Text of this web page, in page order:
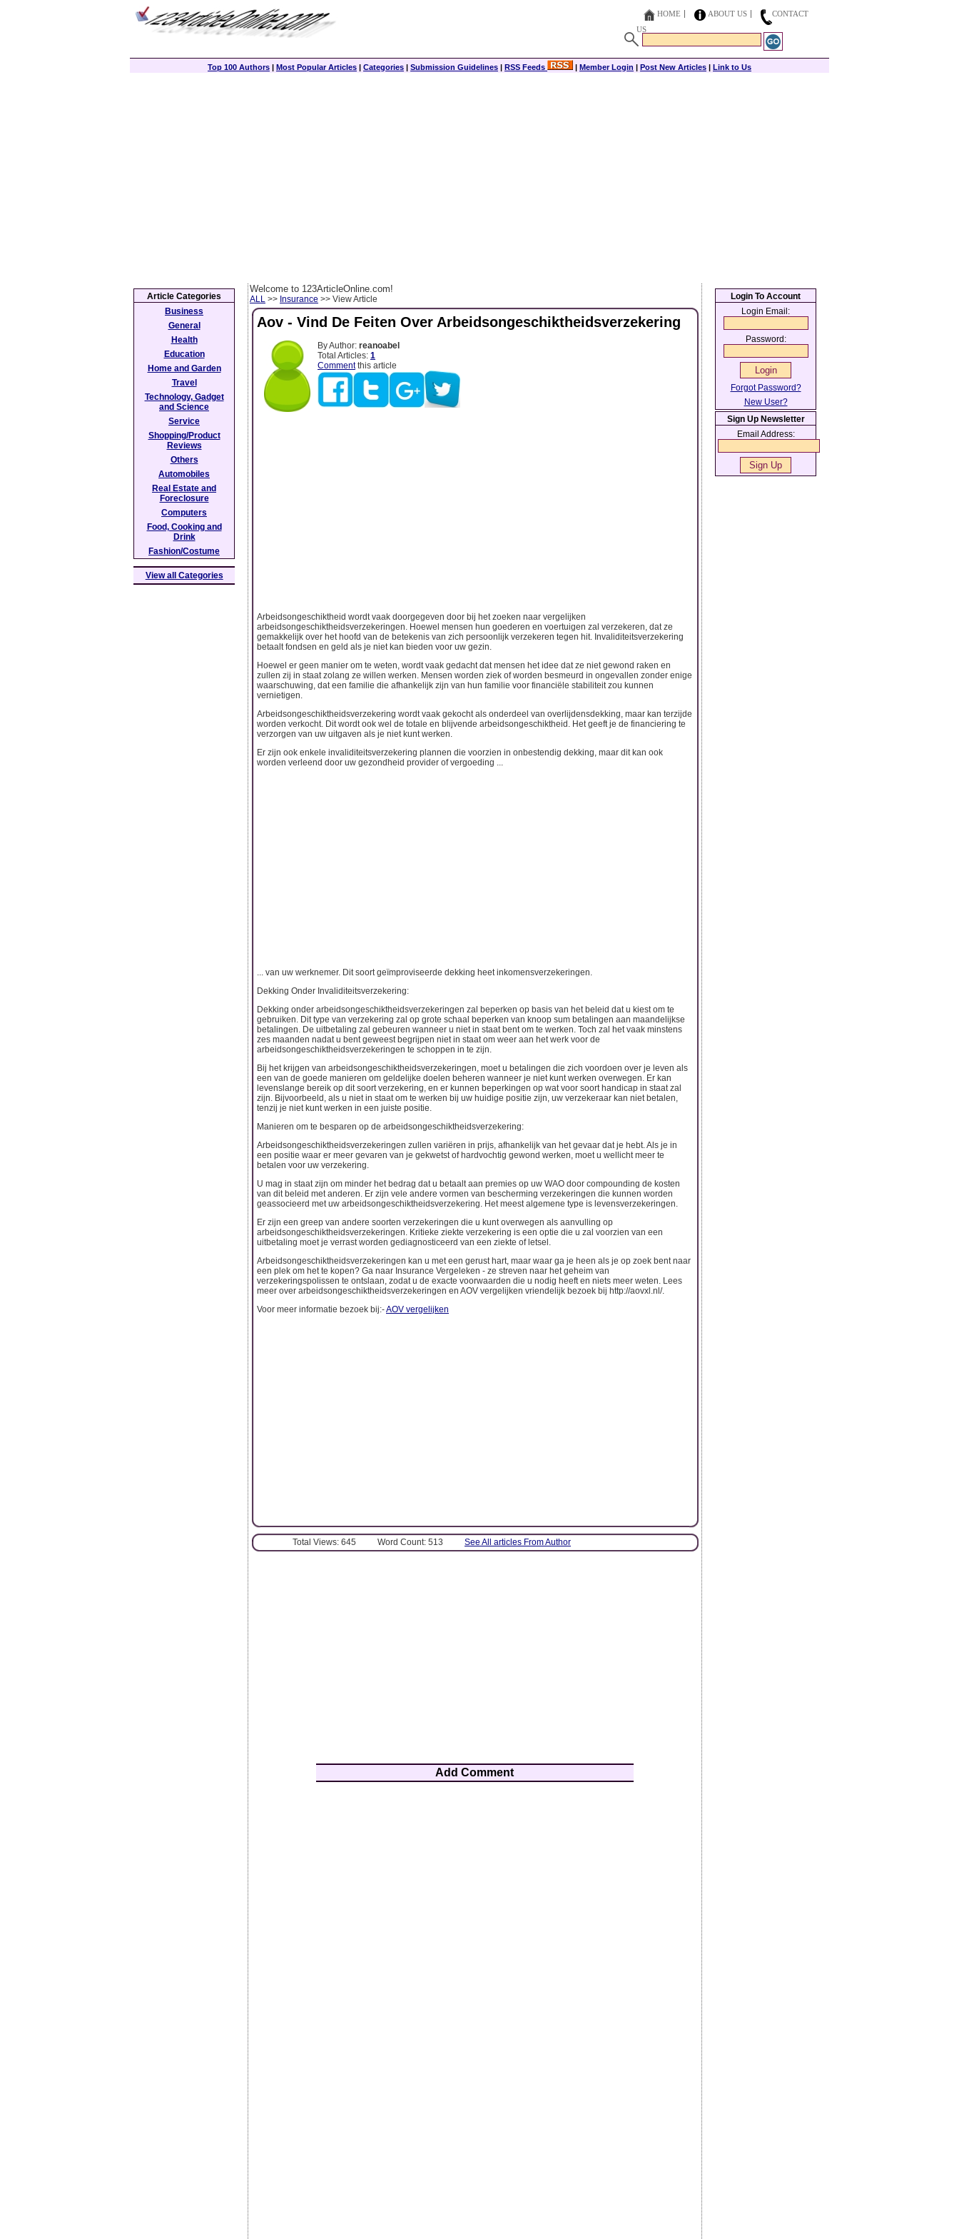
HOME ABOUT US
CONTACT
US
Top 100 Authors | Most Popular Articles | Categories | Submission Guidelines | RSS Feeds | Member Login | Post New Articles | Link to Us
Welcome to 123ArticleOnline.com!
ALL >> Insurance >> View Article
Aov - Vind De Feiten Over Arbeidsongeschiktheidsverzekering
By Author: reanoabel
Total Articles: 1
Commentthis article
Arbeidsongeschiktheid wordt vaak doorgegeven door bij het zoeken naar vergelijken
arbeidsongeschiktheidsverzekeringen. Hoewel mensen hun goederen en voertuigen zal verzekeren, dat ze
gemakkelijk over het hoofd van de betekenis van zich persoonlijk verzekeren tegen hit. Invaliditeitsverzekering
betaalt fondsen en geld als je niet kan bieden voor uw gezin.
Hoewel er geen manier om te weten, wordt vaak gedacht dat mensen het idee dat ze niet gewond raken en
zullen zij in staat zolang ze willen werken. Mensen worden ziek of worden besmeurd in ongevallen zonder enige
waarschuwing, dat een familie die afhankelijk zijn van hun familie voor financiële stabiliteit zou kunnen
vernietigen.
Arbeidsongeschiktheidsverzekering wordt vaak gekocht als onderdeel van overlijdensdekking, maar kan terzijde
worden verkocht. Dit wordt ook wel de totale en blijvende arbeidsongeschiktheid. Het geeft je de financiering te
verzorgen van uw uitgaven als je niet kunt werken.
Er zijn ook enkele invaliditeitsverzekering plannen die voorzien in onbestendig dekking, maar dit kan ook
worden verleend door uw gezondheid provider of vergoeding ...
... van uw werknemer. Dit soort geïmproviseerde dekking heet inkomensverzekeringen.
Dekking Onder Invaliditeitsverzekering:
Dekking onder arbeidsongeschiktheidsverzekeringen zal beperken op basis van het beleid dat u kiest om te
gebruiken. Dit type van verzekering zal op grote schaal beperken van knoop sum betalingen aan maandelijkse
betalingen. De uitbetaling zal gebeuren wanneer u niet in staat bent om te werken. Toch zal het vaak minstens
zes maanden nadat u bent geweest begrijpen niet in staat om weer aan het werk voor de
arbeidsongeschiktheidsverzekeringen te schoppen in te zijn.
Bij het krijgen van arbeidsongeschiktheidsverzekeringen, moet u betalingen die zich voordoen over je leven als
een van de goede manieren om geldelijke doelen beheren wanneer je niet kunt werken overwegen. Er kan
levenslange bereik op dit soort verzekering, en er kunnen beperkingen op wat voor soort handicap in staat zal
zijn. Bijvoorbeeld, als u niet in staat om te werken bij uw huidige positie zijn, uw verzekeraar kan niet betalen,
tenzij je niet kunt werken in een juiste positie.
Manieren om te besparen op de arbeidsongeschiktheidsverzekering:
Arbeidsongeschiktheidsverzekeringen zullen variëren in prijs, afhankelijk van het gevaar dat je hebt. Als je in
een positie waar er meer gevaren van je gekwetst of hardvochtig gewond werken, moet u wellicht meer te
betalen voor uw verzekering.
U mag in staat zijn om minder het bedrag dat u betaalt aan premies op uw WAO door compounding de kosten
van dit beleid met anderen. Er zijn vele andere vormen van bescherming verzekeringen die kunnen worden
geassocieerd met uw arbeidsongeschiktheidsverzekering. Het meest algemene type is levensverzekeringen.
Er zijn een greep van andere soorten verzekeringen die u kunt overwegen als aanvulling op
arbeidsongeschiktheidsverzekeringen. Kritieke ziekte verzekering is een optie die u zal voorzien van een
uitbetaling moet je verrast worden gediagnosticeerd van een ziekte of letsel.
Arbeidsongeschiktheidsverzekeringen kan u met een gerust hart, maar waar ga je heen als je op zoek bent naar
een plek om het te kopen? Ga naar Insurance Vergeleken - ze streven naar het geheim van
verzekeringspolissen te ontslaan, zodat u de exacte voorwaarden die u nodig heeft en niets meer weten. Lees
meer over arbeidsongeschiktheidsverzekeringen en AOV vergelijken vriendelijk bezoek bij http://aovxl.nl/.
Voor meer informatie bezoek bij:-AOV vergelijken
Total Views: 645 Word Count: 513 See All articles From Author
Add Comment
Article Categories
Business
General
Health
Education
Home and Garden
Travel
Technology, Gadget
and Science
Service
Shopping/Product
Reviews
Others
Automobiles
Real Estate and
Foreclosure
Computers
Food, Cooking and
Drink
Fashion/Costume
View all Categories
Login To Account
Login Email:
Password:
Forgot Password?
New User?
Sign Up Newsletter
Email Address: